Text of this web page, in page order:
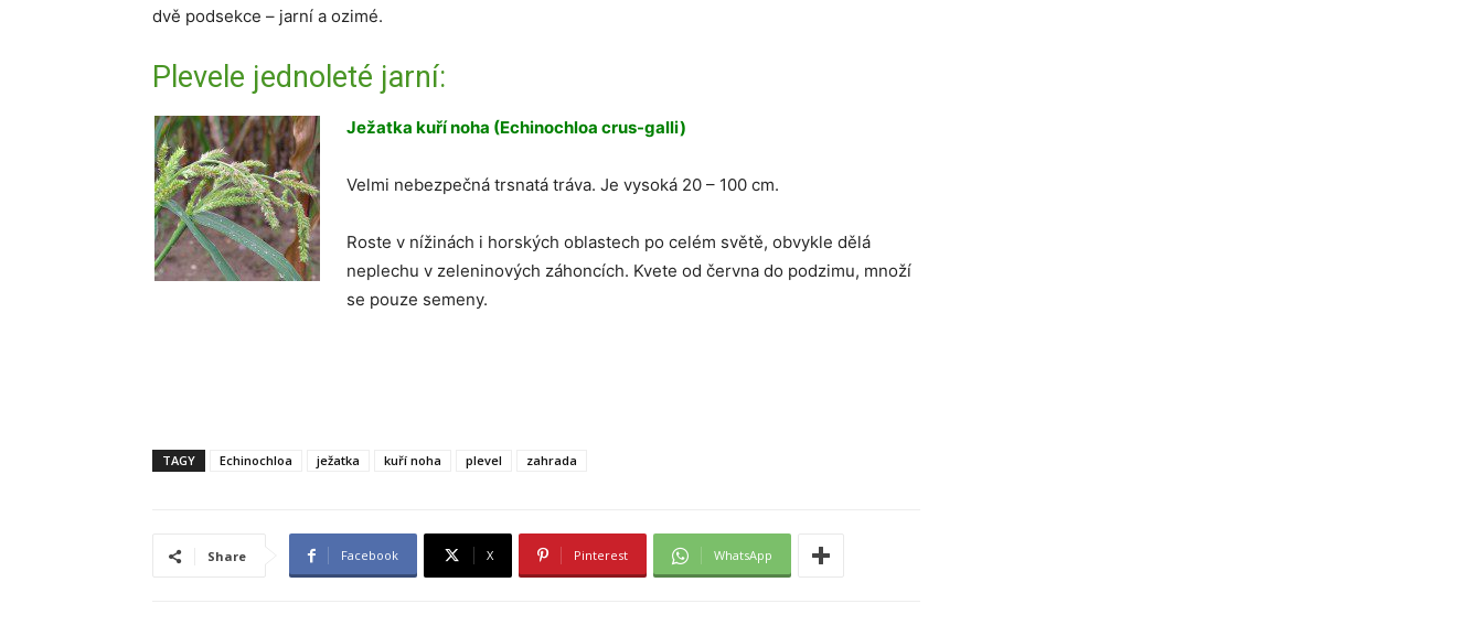
dvě podsekce – jarní a ozimé.
Plevele jednoleté jarní:
Ježatka kuří noha (Echinochloa crus-galli)
Velmi nebezpečná trsnatá tráva. Je vysoká 20 – 100 cm.
Roste v nížinách i horských oblastech po celém světě, obvykle dělá
neplechu v zeleninových záhoncích. Kvete od června do podzimu, množí
se pouze semeny.
TAGY Echinochloa ježatka kuří noha plevel zahrada
Share Facebook X Pinterest WhatsApp